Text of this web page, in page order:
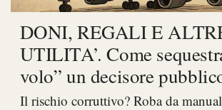
DONI, REGALI E
UTILITA’. Come
volo” un decisore
Il rischio corruttivo? Roba da